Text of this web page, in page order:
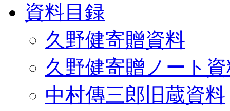
資料目録
久野健寄贈資料
久野健寄贈ノート
中村傳三郎旧蔵資料